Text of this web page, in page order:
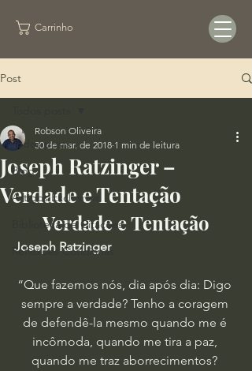
Carrinho
Post
Todos posts
Blog
Artigos Exclusivos
Biblioteca de Citações
Reflexões Cotidianas
Joseph Ratzinger –
Verdade e Tentação
Robson Oliveira
30 de mar. de 2018 1 min de leitura
Verdade e Tentação
Joseph Ratzinger
“Que fazemos nós, dia após dia: Digo
sempre a verdade? Tenho a coragem
de defendê-la mesmo quando me é
incômoda, quando me tira a paz,
quando me traz aborrecimentos?